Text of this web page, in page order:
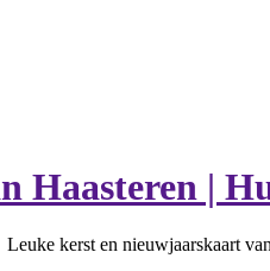
Haasteren |
Leuke kerst en nieuwjaarskaart